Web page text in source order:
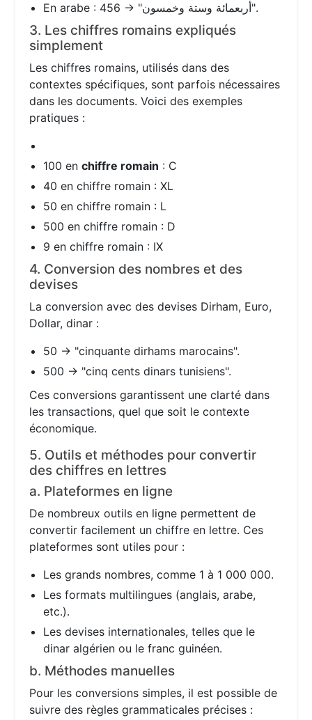
En arabe : 456 → "أربعمائة وستة وخمسون".
3. Les chiffres romains expliqués
simplement
Les chiffres romains, utilisés dans des
contextes spécifiques, sont parfois nécessaires
dans les documents. Voici des exemples
pratiques :
100 enchiffre romain : C
40 en chiffre romain : XL
50 en chiffre romain : L
500 en chiffre romain : D
9 en chiffre romain : IX
4. Conversion des nombres et des
devises
La conversion avec des devises Dirham, Euro,
Dollar, dinar :
50 → "cinquante dirhams marocains".
500 → "cinq cents dinars tunisiens".
Ces conversions garantissent une clarté dans
les transactions, quel que soit le contexte
économique.
5. Outils et méthodes pour convertir
des chiffres en lettres
a. Plateformes en ligne
De nombreux outils en ligne permettent de
convertir facilement un chiffre en lettre. Ces
plateformes sont utiles pour :
Les grands nombres, comme 1 à 1 000 000.
Les formats multilingues (anglais, arabe,
etc.).
Les devises internationales, telles que le
dinar algérien ou le franc guinéen.
b. Méthodes manuelles
Pour les conversions simples, il est possible de
suivre des règles grammaticales précises :